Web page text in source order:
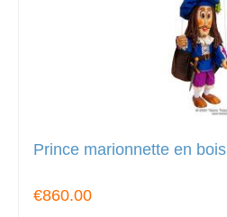
Prince marionnette en bois
€860.00